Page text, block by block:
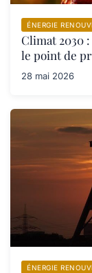
ÉNERGIE
Climat 2030
le point de
28 mai 2026
ÉNERGIE